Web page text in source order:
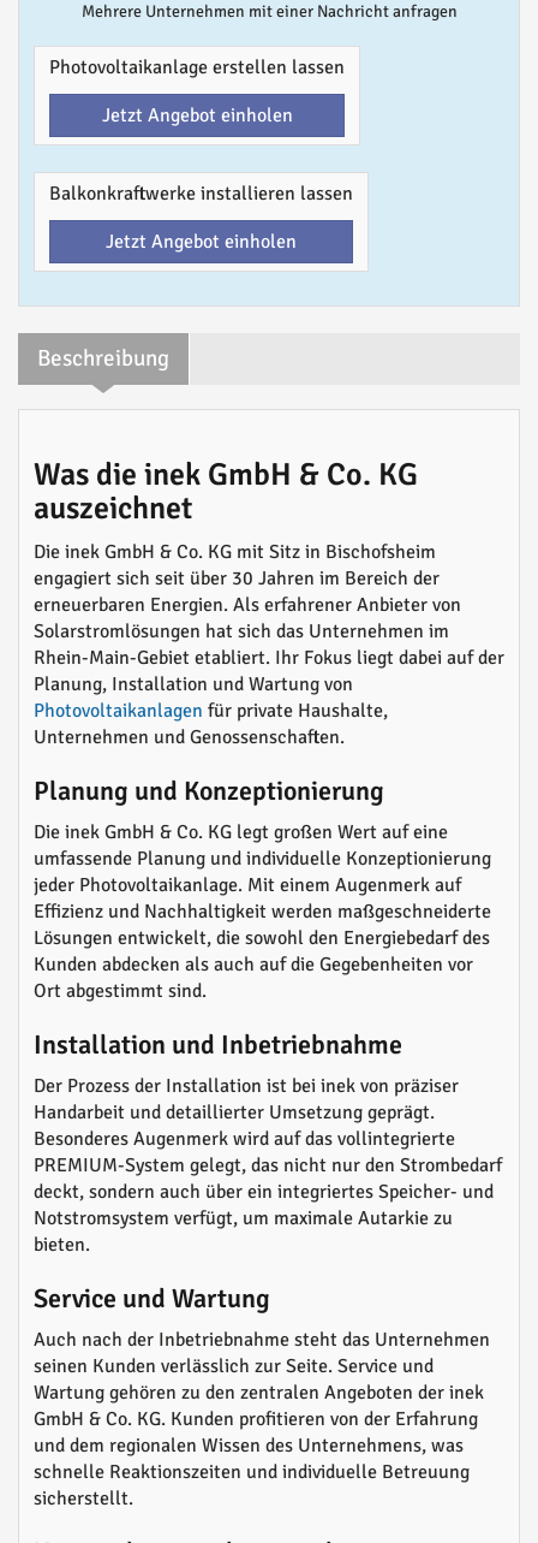
Mehrere Unternehmen mit einer Nachricht anfragen
Photovoltaikanlage erstellen lassen
Jetzt Angebot einholen
Balkonkraftwerke installieren lassen
Jetzt Angebot einholen
Beschreibung
Was die inek GmbH & Co. KG
auszeichnet
Die inek GmbH & Co. KG mit Sitz in Bischofsheim
engagiert sich seit über 30 Jahren im Bereich der
erneuerbaren Energien. Als erfahrener Anbieter von
Solarstromlösungen hat sich das Unternehmen im
Rhein-Main-Gebiet etabliert. Ihr Fokus liegt dabei auf der
Planung, Installation und Wartung von
Photovoltaikanlagen für private Haushalte,
Unternehmen und Genossenschaften.
Planung und Konzeptionierung
Die inek GmbH & Co. KG legt großen Wert auf eine
umfassende Planung und individuelle Konzeptionierung
jeder Photovoltaikanlage. Mit einem Augenmerk auf
Effizienz und Nachhaltigkeit werden maßgeschneiderte
Lösungen entwickelt, die sowohl den Energiebedarf des
Kunden abdecken als auch auf die Gegebenheiten vor
Ort abgestimmt sind.
Installation und Inbetriebnahme
Der Prozess der Installation ist bei inek von präziser
Handarbeit und detaillierter Umsetzung geprägt.
Besonderes Augenmerk wird auf das vollintegrierte
PREMIUM-System gelegt, das nicht nur den Strombedarf
deckt, sondern auch über ein integriertes Speicher- und
Notstromsystem verfügt, um maximale Autarkie zu
bieten.
Service und Wartung
Auch nach der Inbetriebnahme steht das Unternehmen
seinen Kunden verlässlich zur Seite. Service und
Wartung gehören zu den zentralen Angeboten der inek
GmbH & Co. KG. Kunden profitieren von der Erfahrung
und dem regionalen Wissen des Unternehmens, was
schnelle Reaktionszeiten und individuelle Betreuung
sicherstellt.